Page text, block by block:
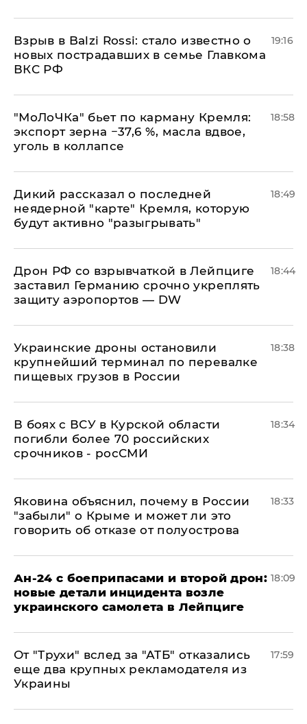
Взрыв в Balzi Rossi: стало известно о
новых пострадавших в семье Главкома
ВКС РФ
19:16
​"МоЛоЧКа" бьет по карману Кремля:
экспорт зерна −37,6 %, масла вдвое,
уголь в коллапсе
18:58
Дикий рассказал о последней
неядерной "карте" Кремля, которую
будут активно "разыгрывать"
18:49
​Дрон РФ со взрывчаткой в Лейпциге
заставил Германию срочно укреплять
защиту аэропортов — DW
18:44
Украинские дроны остановили
крупнейший терминал по перевалке
пищевых грузов в России
18:38
В боях с ВСУ в Курской области
погибли более 70 российских
срочников - росСМИ
18:34
Яковина объяснил, почему в России
"забыли" о Крыме и может ли это
говорить об отказе от полуострова
18:33
Ан-24 с боеприпасами и второй дрон:
новые детали инцидента возле
украинского самолета в Лейпциге
18:09
От "Трухи" вслед за "АТБ" отказались
еще два крупных рекламодателя из
Украины
17:59